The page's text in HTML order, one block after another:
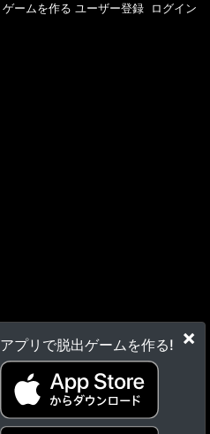
×
アプリで脱出ゲームを作る!
ゲームを作る ユーザー登録 ログイン